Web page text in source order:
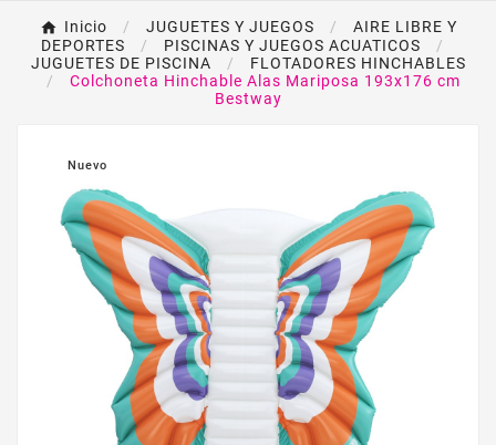
Inicio JUGUETES Y JUEGOS
AIRE LIBRE Y
DEPORTES
PISCINAS Y JUEGOS ACUATICOS
JUGUETES DE PISCINA
FLOTADORES HINCHABLES
Colchoneta Hinchable Alas Mariposa 193x176 cm
Bestway
Nuevo